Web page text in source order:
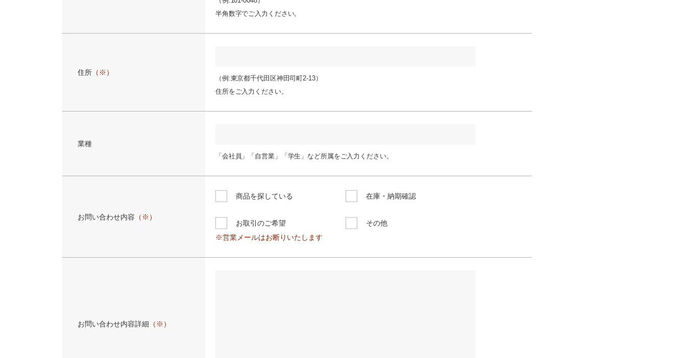
半角数字でご入力ください。
住所 （※）
（例:東京都千代田区神田司町2-13）
住所をご入力ください。
業種
「会社員」「自営業」「学生」など所属をご入力ください。
お問い合わせ内容 （※）
商品を探している 在庫・納期確認
お取引のご希望
その他
※営業メールはお断りいたします
お問い合わせ内容詳細 （※）